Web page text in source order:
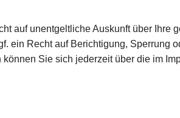
auf unentgeltliche Auskunft über Ihre
ein Recht auf Berichtigung, Sperrung
Sie sich jederzeit über die im